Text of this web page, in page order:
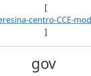
[
]
gov